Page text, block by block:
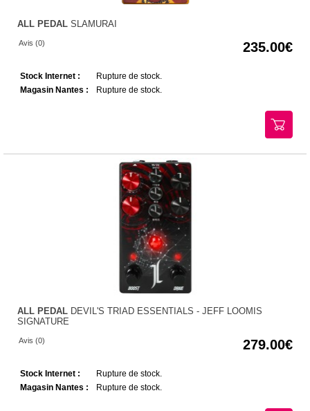
ALL PEDAL SLAMURAI
Avis (0) 235.00
Stock Internet :
Rupture de stock.
Magasin Nantes :
Rupture de stock.
ALL PEDAL DEVIL'S TRIAD ESSENTIALS - JEFF LOOMIS
SIGNATURE
Avis (0) 279.00
Stock Internet :
Rupture de stock.
Magasin Nantes :
Rupture de stock.